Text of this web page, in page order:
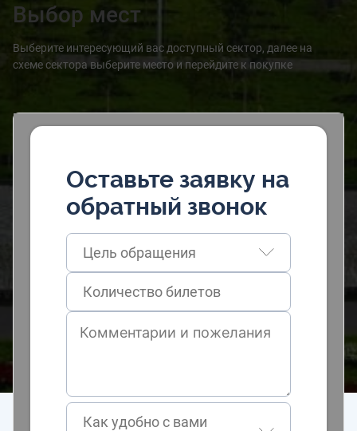
Выбор мест
Выберите интересующий вас доступный сектор, далее на
схеме сектора выберите место и перейдите к покупке
Оставьте заявку на
обратный звонок
Цель обращения
Как удобно с вами